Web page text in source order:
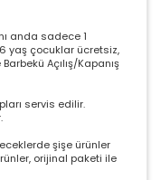
anda sadece 1
yaş çocuklar ücretsiz,
Açılış/Kapanış
servis edilir.
şişe ürünler
orijinal paketi ile